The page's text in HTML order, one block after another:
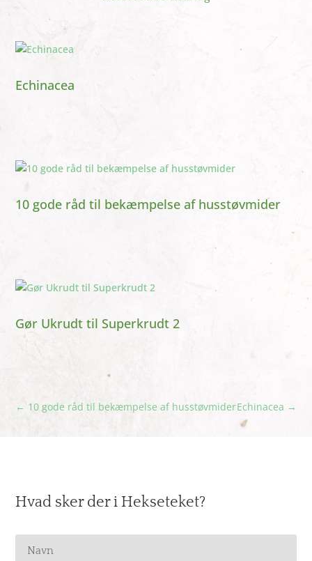
Echinacea
10 gode råd til bekæmpelse af husstøvmider
Gør Ukrudt til Superkrudt 2
← 10 gode råd til bekæmpelse af husstøvmiderEchinacea →
Hvad sker der i Hekseteket?